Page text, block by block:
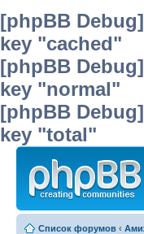
[phpBB
key "cached"
[phpBB
key "normal"
[phpBB
key "total"
Список форумов ‹